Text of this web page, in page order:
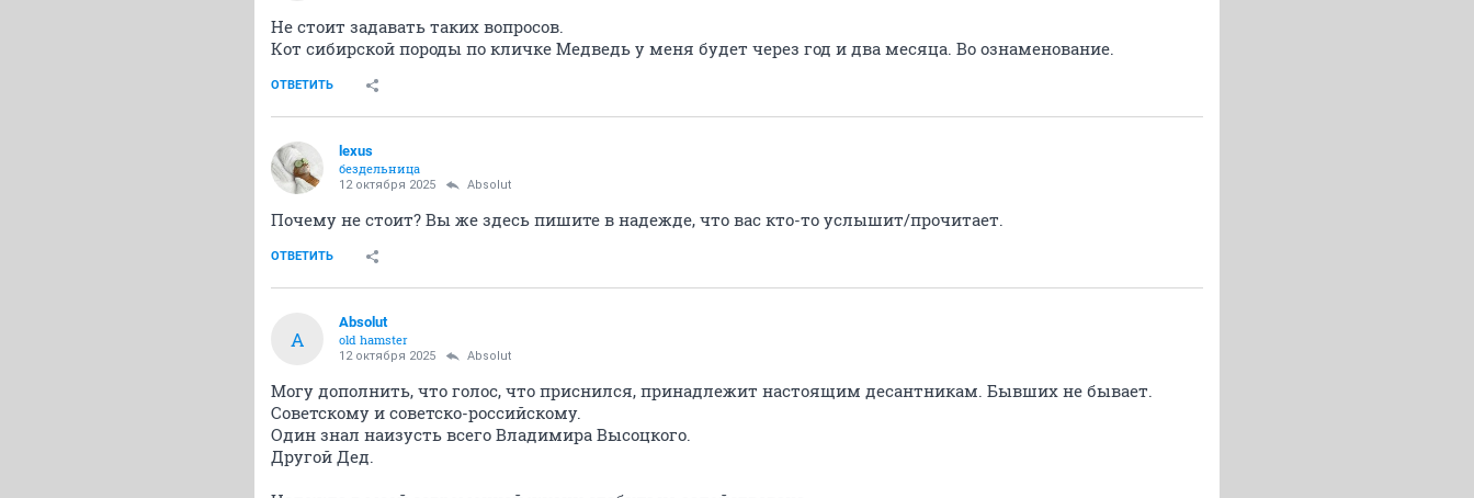
Не стоит задавать таких вопросов.
Кот сибирской породы по кличке Медведь у меня будет через год и два месяца. Во ознаменование.
ОТВЕТИТЬ
lexus
бездельница
12 октября 2025 Absolut
Почему не стоит? Вы же здесь пишите в надежде, что вас кто-то услышит/прочитает.
ОТВЕТИТЬ
A
Absolut
old hamster
12 октября 2025 Absolut
Могу дополнить, что голос, что приснился, принадлежит настоящим десантникам. Бывших не бывает.
Советскому и советско-российскому.
Один знал наизусть всего Владимира Высоцкого.
Другой Дед.